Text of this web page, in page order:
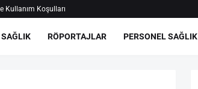
Kullanım Koşulları
SAĞLIK RÖPORTAJLAR PERSONEL SAĞLIK